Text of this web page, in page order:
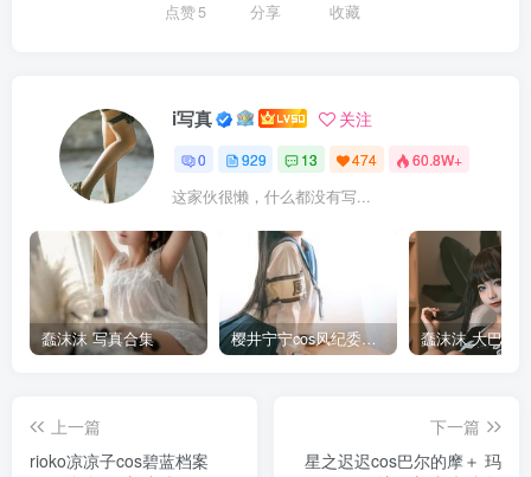
点赞5 分享 收藏
i写真 关注
0 929 13 474 60.8W+
这家伙很懒，什么都没有写...
蠢沫沫 写真合集 樱井宁宁cos风纪委员写真套图
上一篇
rioko凉凉子cos碧蓝档案
下一篇
星之迟迟cos巴尔的摩＋ 玛